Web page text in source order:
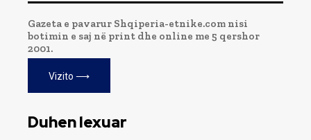
Gazeta e pavarur Shqiperia-etnike.com nisi
botimin e saj në print dhe online me 5 qershor
2001.
Vizito ⟶
Duhen lexuar